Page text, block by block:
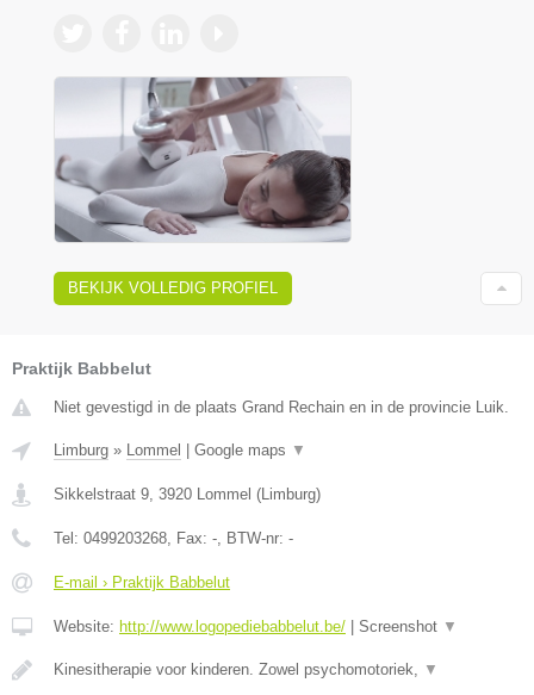
BEKIJK VOLLEDIG PROFIEL
Praktijk Babbelut
Niet gevestigd in de plaats Grand Rechain en in de provincie Luik.
Limburg » Lommel Google maps ▼
Sikkelstraat 9, 3920 Lommel (Limburg)
Tel: 0499203268, Fax: -, BTW-nr: -
E-mail › Praktijk Babbelut
Website: http://www.logopediebabbelut.be/ Screenshot ▼
Kinesitherapie voor kinderen. Zowel psychomotoriek, ▼